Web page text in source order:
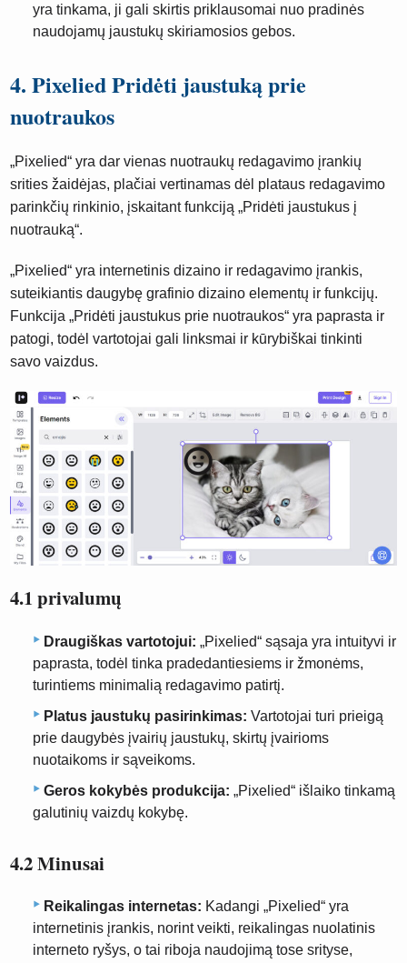
yra tinkama, ji gali skirtis priklausomai nuo pradinės
naudojamų jaustukų skiriamosios gebos.
4. Pixelied Pridėti jaustuką prie
nuotraukos
„Pixelied“ yra dar vienas nuotraukų redagavimo įrankių
srities žaidėjas, plačiai vertinamas dėl plataus redagavimo
parinkčių rinkinio, įskaitant funkciją „Pridėti jaustukus į
nuotrauką“.
„Pixelied“ yra internetinis dizaino ir redagavimo įrankis,
suteikiantis daugybę grafinio dizaino elementų ir funkcijų.
Funkcija „Pridėti jaustukus prie nuotraukos“ yra paprasta ir
patogi, todėl vartotojai gali linksmai ir kūrybiškai tinkinti
savo vaizdus.
4.1 privalumų
Draugiškas vartotojui: „Pixelied“ sąsaja yra intuityvi ir
paprasta, todėl tinka pradedantiesiems ir žmonėms,
turintiems minimalią redagavimo patirtį.
Platus jaustukų pasirinkimas: Vartotojai turi prieigą
prie daugybės įvairių jaustukų, skirtų įvairioms
nuotaikoms ir sąveikoms.
Geros kokybės produkcija: „Pixelied“ išlaiko tinkamą
galutinių vaizdų kokybę.
4.2 Minusai
Reikalingas internetas: Kadangi „Pixelied“ yra
internetinis įrankis, norint veikti, reikalingas nuolatinis
interneto ryšys, o tai riboja naudojimą tose srityse,